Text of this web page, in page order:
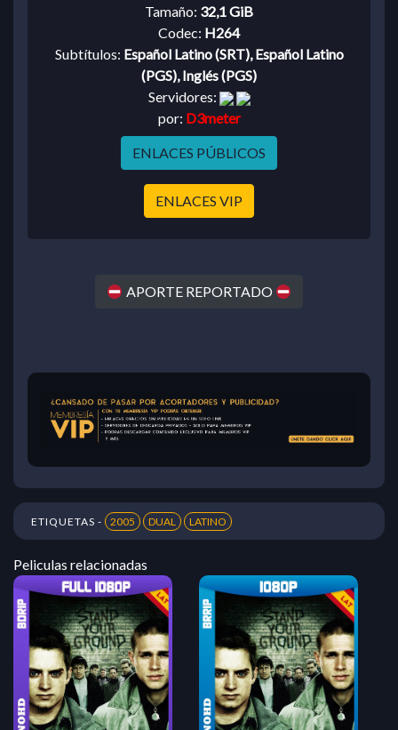
Tamaño: 32,1 GiB
Codec: H264
Subtítulos: Español Latino (SRT), Español Latino
(PGS), Inglés (PGS)
Servidores:
por: D3meter
ENLACES PÚBLICOS
ENLACES VIP
APORTE REPORTADO
ETIQUETAS - 2005 DUAL LATINO
Peliculas relacionadas